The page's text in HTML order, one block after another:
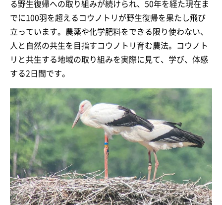
る野生復帰への取り組みが続けられ、50年を経た現在ま
でに100羽を超えるコウノトリが野生復帰を果たし飛び
立っています。農薬や化学肥料をできる限り使わない、
人と自然の共生を目指すコウノトリ育む農法。コウノト
リと共生する地域の取り組みを実際に見て、学び、体感
する2日間です。